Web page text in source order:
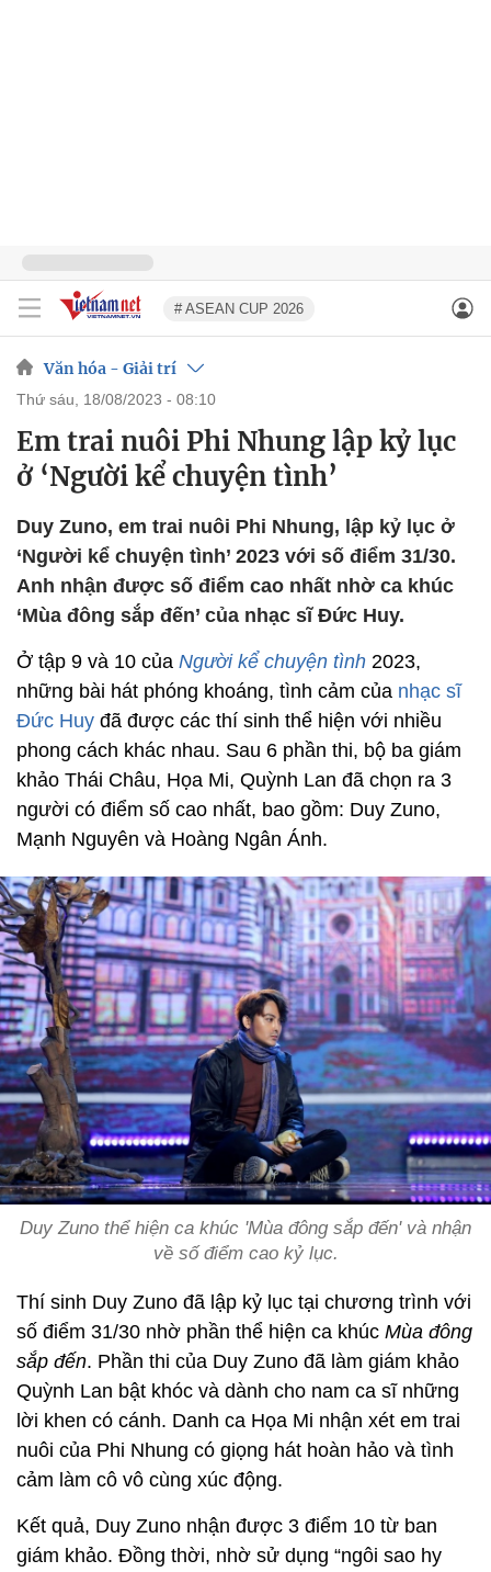
# ASEAN CUP 2026
Văn hóa - Giải trí
thứ sáu, 18/08/2023 - 08:10
Em trai nuôi Phi Nhung lập kỷ lục
ở ‘Người kể chuyện tình’
Duy Zuno, em trai nuôi Phi Nhung, lập kỷ lục ở
‘Người kể chuyện tình’ 2023 với số điểm 31/30.
Anh nhận được số điểm cao nhất nhờ ca khúc
‘Mùa đông sắp đến’ của nhạc sĩ Đức Huy.
Ở tập 9 và 10 của Người kể chuyện tình 2023,
những bài hát phóng khoáng, tình cảm của nhạc sĩ
Đức Huy đã được các thí sinh thể hiện với nhiều
phong cách khác nhau. Sau 6 phần thi, bộ ba giám
khảo Thái Châu, Họa Mi, Quỳnh Lan đã chọn ra 3
người có điểm số cao nhất, bao gồm: Duy Zuno,
Mạnh Nguyên và Hoàng Ngân Ánh.
Duy Zuno thể hiện ca khúc 'Mùa đông sắp đến' và nhận
về số điểm cao kỷ lục.
Thí sinh Duy Zuno đã lập kỷ lục tại chương trình với
số điểm 31/30 nhờ phần thể hiện ca khúc Mùa đông
sắp đến. Phần thi của Duy Zuno đã làm giám khảo
Quỳnh Lan bật khóc và dành cho nam ca sĩ những
lời khen có cánh. Danh ca Họa Mi nhận xét em trai
nuôi của Phi Nhung có giọng hát hoàn hảo và tình
cảm làm cô vô cùng xúc động.
Kết quả, Duy Zuno nhận được 3 điểm 10 từ ban
giám khảo. Đồng thời, nhờ sử dụng “ngôi sao hy